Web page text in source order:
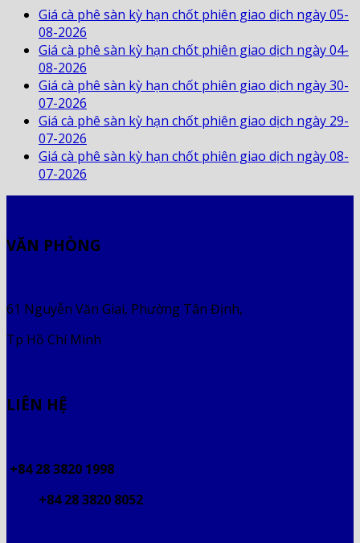
Giá cà phê sàn kỳ hạn chốt phiên giao dịch ngày 05-
08-2026
Giá cà phê sàn kỳ hạn chốt phiên giao dịch ngày 04-
08-2026
Giá cà phê sàn kỳ hạn chốt phiên giao dịch ngày 30-
07-2026
Giá cà phê sàn kỳ hạn chốt phiên giao dịch ngày 29-
07-2026
Giá cà phê sàn kỳ hạn chốt phiên giao dịch ngày 08-
07-2026
VĂN PHÒNG
61 Nguyễn Văn Giai, Phường Tân Định,
Tp Hồ Chí Minh
LIÊN HỆ
+84 28 3820 1998
+84 28 3820 8052